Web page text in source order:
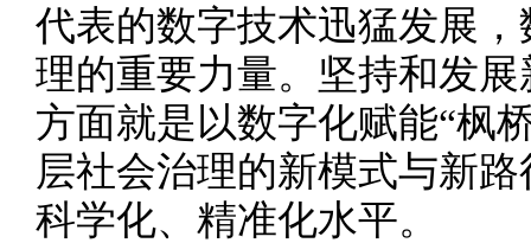
代表的数字技术迅猛发展
理的重要力量。坚持和发
方面就是以数字化赋能“枫
层社会治理的新模式与新
科学化、精准化水平。